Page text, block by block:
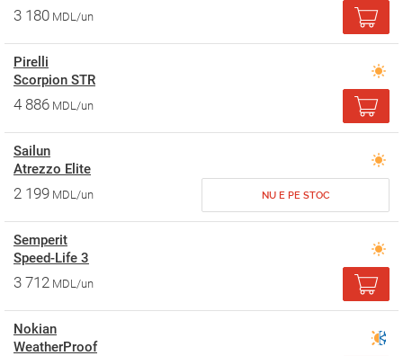
3 180 MDL/un
Pirelli
Scorpion STR
4 886 MDL/un
Sailun
Atrezzo Elite
2 199 MDL/un NU E PE STOC
Semperit
Speed-Life 3
3 712 MDL/un
Nokian
WeatherProof